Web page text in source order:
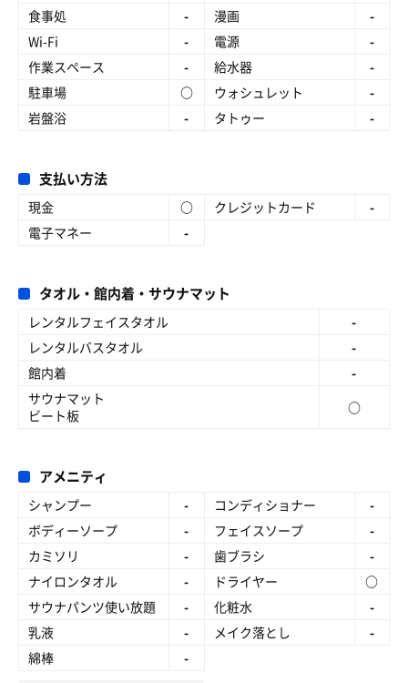
食事処
- 漫画
-
Wi-Fi
- 電源
-
作業スペース
- 給水器
-
駐車場
○ ウォシュレット
-
岩盤浴
- タトゥー -
支払い方法
現金 ○ クレジットカード
-
電子マネー
-
タオル・館内着・サウナマット
レンタルフェイスタオル
-
レンタルバスタオル
-
館内着
-
サウナマット
ビート板
○
アメニティ
シャンプー - コンディショナー
-
ボディーソープ
- フェイスソープ
-
カミソリ
- 歯ブラシ
-
ナイロンタオル
- ドライヤー
○
サウナパンツ使い放題
- 化粧水
-
乳液
- メイク落とし
-
綿棒
-